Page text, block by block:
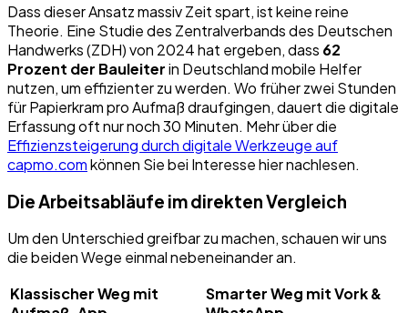
Dass dieser Ansatz massiv Zeit spart, ist keine reine
Theorie. Eine Studie des Zentralverbands des Deutschen
Handwerks (ZDH) von 2024 hat ergeben, dass 62
Prozent der Bauleiterin Deutschland mobile Helfer
nutzen, um effizienter zu werden. Wo früher zwei Stunden
für Papierkram pro Aufmaß draufgingen, dauert die digitale
Erfassung oft nur noch 30 Minuten. Mehr über die
Effizienzsteigerung durch digitale Werkzeuge auf
capmo.comkönnen Sie bei Interesse hier nachlesen.
Die Arbeitsabläufe im direkten Vergleich
Um den Unterschied greifbar zu machen, schauen wir uns
die beiden Wege einmal nebeneinander an.
Klassischer Weg mit
Smarter Weg mit Vork &